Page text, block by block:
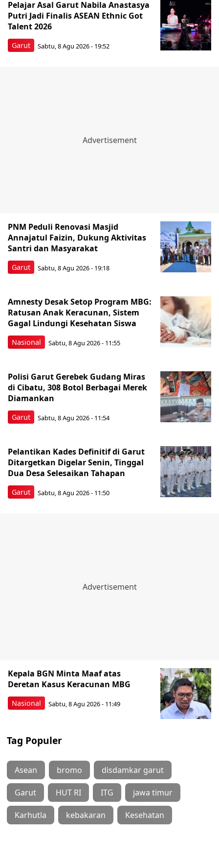
Garut
Pelajar Asal Garut Nabila Anastasya
Putri Jadi Finalis ASEAN Ethnic Got
Talent 2026
Sabtu, 8 Agu 2026 - 19:52
Garut
PNM Peduli Renovasi Masjid
Annajatul Faizin, Dukung Aktivitas
Santri dan Masyarakat
Sabtu, 8 Agu 2026 - 19:18
Nasional
Amnesty Desak Setop Program MBG:
Ratusan Anak Keracunan, Sistem
Gagal Lindungi Kesehatan Siswa
Sabtu, 8 Agu 2026 - 11:55
Garut
Polisi Garut Gerebek Gudang Miras
di Cibatu, 308 Botol Berbagai Merek
Diamankan
Sabtu, 8 Agu 2026 - 11:54
Garut
Pelantikan Kades Definitif di Garut
Ditargetkan Digelar Senin, Tinggal
Dua Desa Selesaikan Tahapan
Sabtu, 8 Agu 2026 - 11:50
Nasional
Kepala BGN Minta Maaf atas
Deretan Kasus Keracunan MBG
Sabtu, 8 Agu 2026 - 11:49
Tag Populer
Asean bromo disdamkar garut
Garut HUT RI ITG jawa timur
Karhutla kebakaran Kesehatan